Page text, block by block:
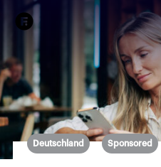
Deutschland Sponsored